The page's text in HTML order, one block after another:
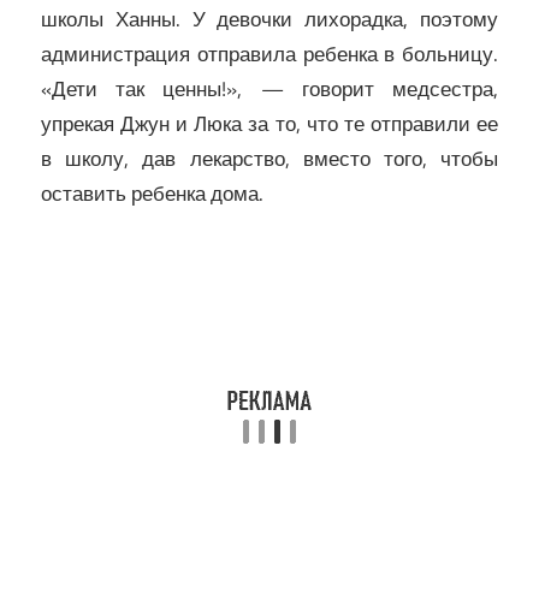
школы Ханны. У девочки лихорадка, поэтому
администрация отправила ребенка в больницу.
«Дети так ценны!», — говорит медсестра,
упрекая Джун и Люка за то, что те отправили ее
в школу, дав лекарство, вместо того, чтобы
оставить ребенка дома.